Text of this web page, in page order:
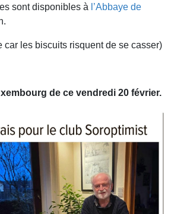
sont disponibles à l’Abbaye de
car les biscuits risquent de se casser)
de ce vendredi 20 février.